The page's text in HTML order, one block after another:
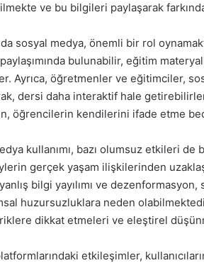
ve bu bilgileri paylaşarak
sosyal medya, önemli bir rol
bulunabilir, eğitim
Ayrıca, öğretmenler ve eğitimciler,
dersi daha interaktif hale
öğrencilerin kendilerini ifade etme
kullanımı, bazı olumsuz etkileri
gerçek yaşam ilişkilerinden
bilgi yayılımı ve
huzursuzluklara neden
dikkat etmeleri ve eleştirel
etkileşimler,